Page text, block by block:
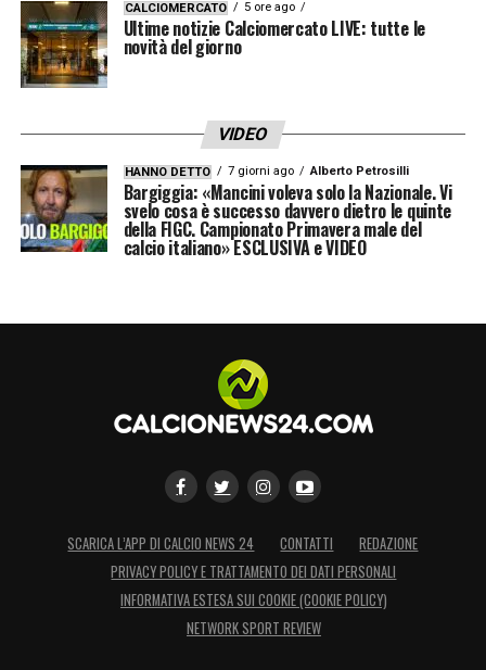
CALCIOMERCATO 5 ore ago
Ultime notizie Calciomercato LIVE: tutte le
novità del giorno
VIDEO
HANNO DETTO 7 giorni ago Alberto Petrosilli
Bargiggia: «Mancini voleva solo la Nazionale. Vi
svelo cosa è successo davvero dietro le quinte
della FIGC. Campionato Primavera male del
calcio italiano» ESCLUSIVA e VIDEO
SCARICA L’APP DI CALCIO NEWS 24 CONTATTI
REDAZIONE
PRIVACY POLICY E TRATTAMENTO DEI DATI PERSONALI
INFORMATIVA ESTESA SUI COOKIE (COOKIE POLICY)
NETWORK SPORT REVIEW